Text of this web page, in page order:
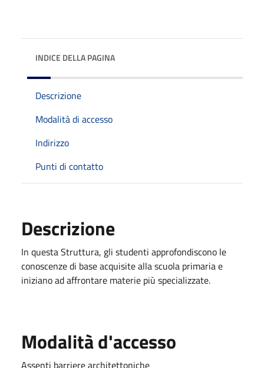
INDICE DELLA PAGINA
Descrizione
Modalità di accesso
Indirizzo
Punti di contatto
Descrizione
In questa Struttura, gli studenti approfondiscono le
conoscenze di base acquisite alla scuola primaria e
iniziano ad affrontare materie più specializzate.
Modalità d'accesso
Assenti barriere architettoniche